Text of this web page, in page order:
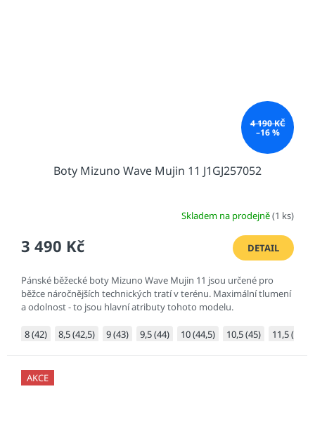
4 190 KČ
–16 %
Boty Mizuno Wave Mujin 11 J1GJ257052
Skladem na prodejně(1 ks)
3 490 Kč DETAIL
Pánské běžecké boty Mizuno Wave Mujin 11 jsou určené pro
běžce náročnějších technických tratí v terénu. Maximální tlumení
a odolnost - to jsou hlavní atributy tohoto modelu.
8 (42) 8,5 (42,5) 9 (43) 9,5 (44) 10 (44,5) 10,5 (45) 11,5 (46,5)
AKCE